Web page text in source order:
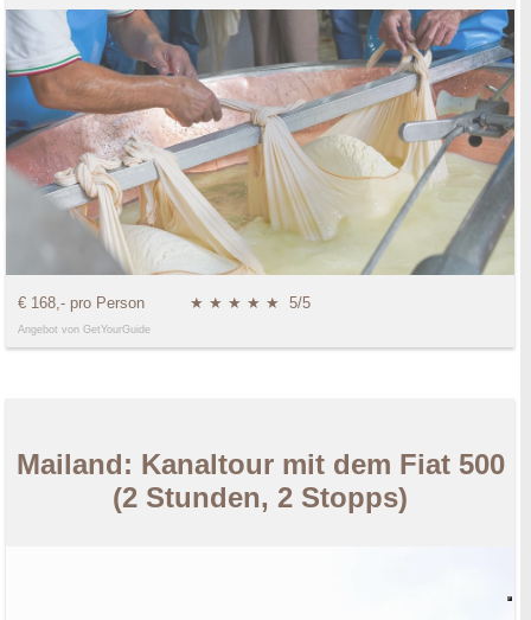
€ 168,- pro Person ★ ★ ★ ★ ★ 5/5
Angebot von GetYourGuide
Mailand: Kanaltour mit dem Fiat 500
(2 Stunden, 2 Stopps)